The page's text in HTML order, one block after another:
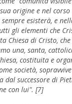
origine e nel corso
esisterà, e
gli elementi che
Chiesa di Cristo,
una, santa,
costituita e
società,
dal successore di
con lui". [7]